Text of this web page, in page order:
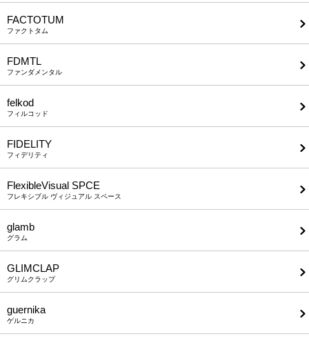
FACTOTUM
ファクトタム
FDMTL
ファンダメンタル
felkod
フィルコッド
FIDELITY
フィデリティ
FlexibleVisual SPCE
フレキシブル ヴィジュアル スペース
glamb
グラム
GLIMCLAP
グリムクラップ
guernika
ゲルニカ